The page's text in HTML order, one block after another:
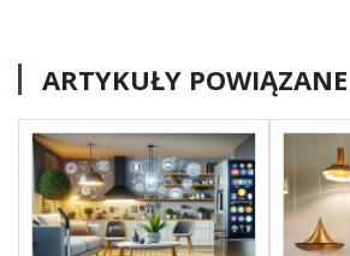
ARTYKUŁY POWIĄZANE